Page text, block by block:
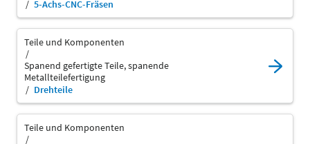
5-Achs-CNC-Fräsen
Teile und Komponenten
Spanend gefertigte Teile, spanende
Metallteilefertigung
Drehteile
Teile und Komponenten